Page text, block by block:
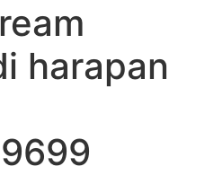
harapan